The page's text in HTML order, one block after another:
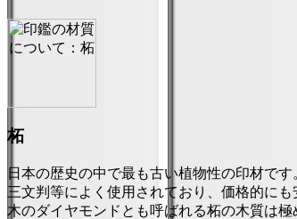
柘
日本の歴史の中で最も古い植物性の印材です
三文判等によく使用されており、価格的にも
木のダイヤモンドとも呼ばれる柘の木質は